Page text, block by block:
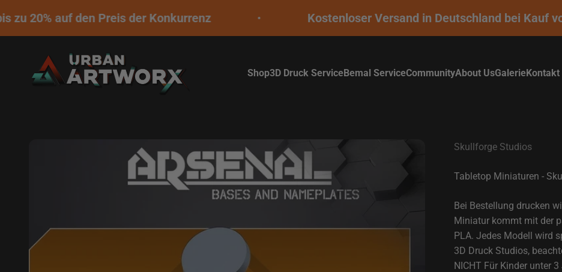
20% auf den Preis der Konkurrenz Kostenloser Versand in Deutschland bei Kauf
Shop3D Druck Service Bemal ServiceCommunityAbout UsGalerie Kontakt
Urban ArtworX
Skullforge Studios
Tabletop Miniaturen -
Bei Bestellung drucken
Miniatur kommt mit der
PLA. Jedes Modell wird
3D Druck Studios,
NICHT Für Kinder unter